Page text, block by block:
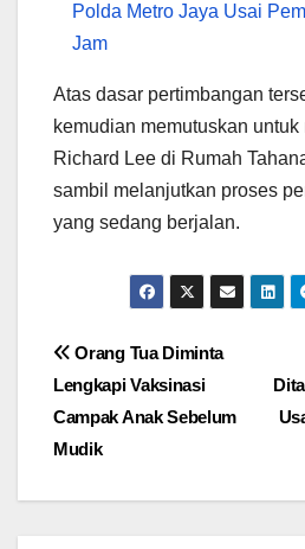
Polda Metro Jaya Usai
Jam
Atas dasar pertimbangan
kemudian memutuskan
Richard Lee di Rumah
sambil melanjutkan proses
yang sedang berjalan.
Navigasi
pos
Orang Tua Diminta
Lengkapi Vaksinasi
Campak Anak Sebelum
Mudik